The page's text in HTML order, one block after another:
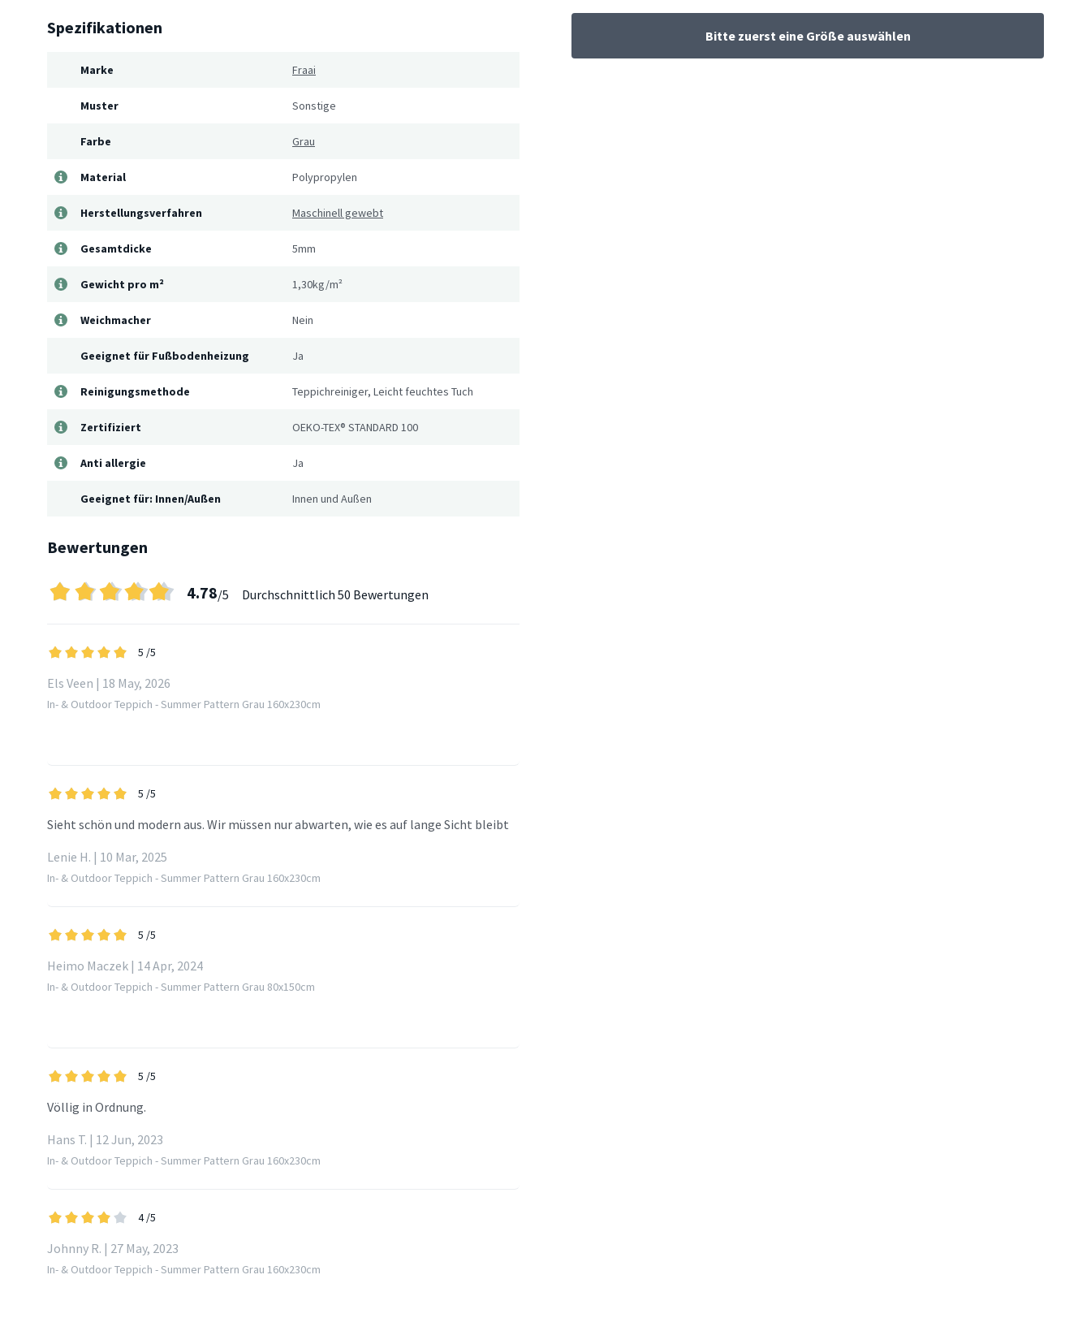
Spezifikationen
Marke Fraai
Muster Sonstige
Farbe Grau
Material Polypropylen
Herstellungsverfahren Maschinell gewebt
Gesamtdicke 5mm
Gewicht pro m² 1,30kg/m²
Weichmacher Nein
Geeignet für Fußbodenheizung Ja
Reinigungsmethode Teppichreiniger, Leicht feuchtes Tuch
Zertifiziert OEKO-TEX® STANDARD 100
Anti allergie Ja
Geeignet für: Innen/Außen Innen und Außen
Bewertungen
4.78/5 Durchschnittlich 50 Bewertungen
5 /5
Els Veen | 18 May, 2026
In- & Outdoor Teppich - Summer Pattern Grau 160x230cm
5 /5
Sieht schön und modern aus. Wir müssen nur abwarten, wie es auf lange Sicht bleibt
Lenie H. | 10 Mar, 2025
In- & Outdoor Teppich - Summer Pattern Grau 160x230cm
5 /5
Heimo Maczek | 14 Apr, 2024
In- & Outdoor Teppich - Summer Pattern Grau 80x150cm
5 /5
Völlig in Ordnung.
Hans T. | 12 Jun, 2023
In- & Outdoor Teppich - Summer Pattern Grau 160x230cm
4 /5
Johnny R. | 27 May, 2023
In- & Outdoor Teppich - Summer Pattern Grau 160x230cm
Bitte zuerst eine Größe auswählen